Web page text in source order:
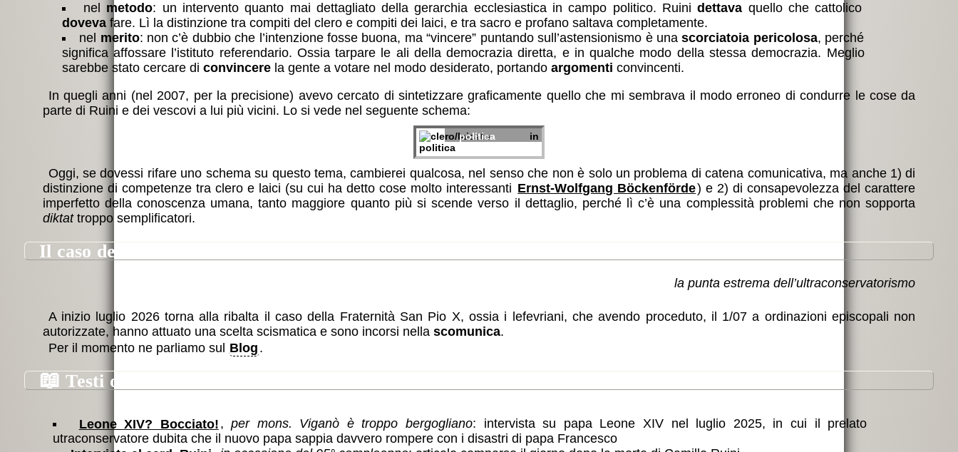
nel metodo: un intervento quanto mai dettagliato della gerarchia ecclesiastica in campo politico. Ruinidettava quello che cattolico
dovevafare. Lì la distinzione tra compiti del clero e compiti dei laici, e tra sacro e profano saltava completamente.
nel merito: non c’è dubbio che l’intenzione fosse buona, ma “vincere” puntando sull’astensionismo è unascorciatoia pericolosa, perché
significa affossare l’istituto referendario. Ossia tarpare le ali della democrazia diretta, e in qualche modo della stessa democrazia. Meglio
sarebbe stato cercare di convincerela gente a votare nel modo desiderato, portando argomenti convincenti.
In quegli anni (nel 2007, per la precisione) avevo cercato di sintetizzare graficamente quello che mi sembrava il modo erroneo di condurre le cose da
parte di Ruini e dei vescovi a lui più vicini. Lo si vede nel seguente schema:
clero/laicato in
politica
Oggi, se dovessi rifare uno schema su questo tema, cambierei qualcosa, nel senso che non è solo un problema di catena comunicativa, ma anche 1) di
distinzione di competenze tra clero e laici (su cui ha detto cose molto interessanti Ernst-Wolfgang Böckenförde) e 2) di consapevolezza del carattere
imperfetto della conoscenza umana, tanto maggiore quanto più si scende verso il dettaglio, perché lì c’è una complessità problemi che non sopporta
diktattroppo semplificatori.
il caso dei lefevriani
la punta estrema dell’ultraconservatorismo
A inizio luglio 2026 torna alla ribalta il caso della Fraternità San Pio X, ossia i lefevriani, che avendo proceduto, il 1/07 a ordinazioni episcopali non
autorizzate, hanno attuato una scelta scismatica e sono incorsi nella scomunica.
Per il momento ne parliamo sul Blog .
📖 Testi on-line
Leone XIV? Bocciato! ,per mons. Viganò è troppo bergogliano: intervista su papa Leone XIV nel luglio 2025, in cui il prelato
utraconservatore dubita che il nuovo papa sappia davvero rompere con i disastri di papa Francesco